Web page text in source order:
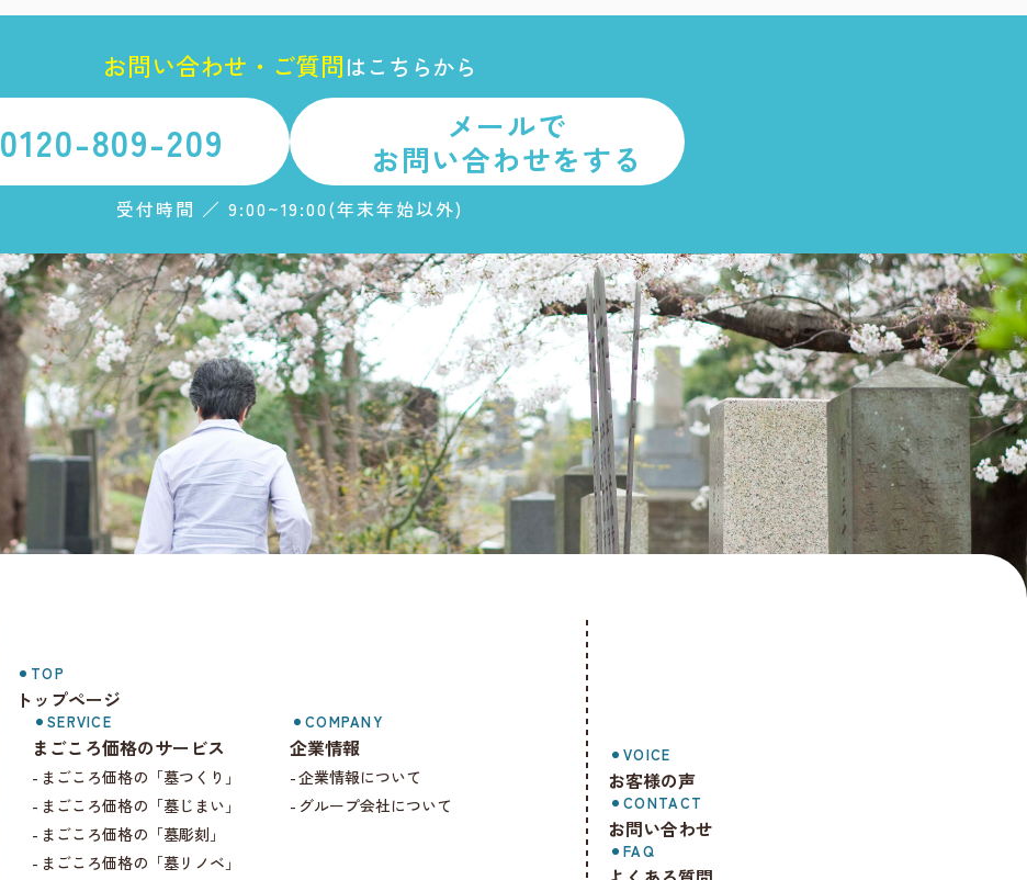
お問い合わせ ・ ご質問はこちらから
0120-809-209
メールで
お問い合わせをする
受付時間 ／ 9:00~19:00(年末年始以外)
TOP
トップページ
SERVICE
まごころ価格のサービス
まごころ価格の「墓つくり」
まごころ価格の「墓じまい」
まごころ価格の「墓彫刻」
まごころ価格の「墓リノベ」
COMPANY
企業情報
企業情報について
グループ会社について
VOICE
お客様の声
CONTACT
お問い合わせ
FAQ